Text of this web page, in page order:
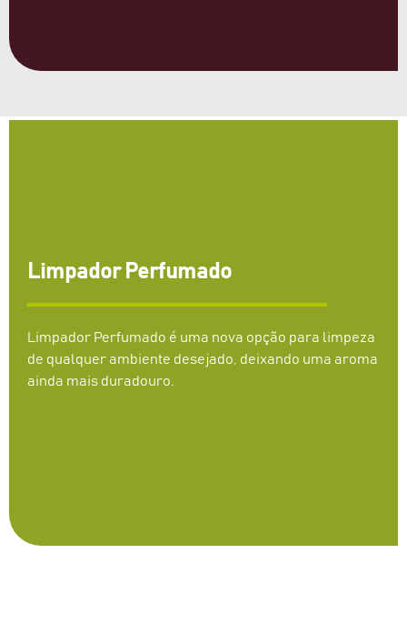
Limpador Perfumado
Limpador Perfumado é uma nova opção para limpeza
de qualquer ambiente desejado, deixando uma aroma
ainda mais duradouro.